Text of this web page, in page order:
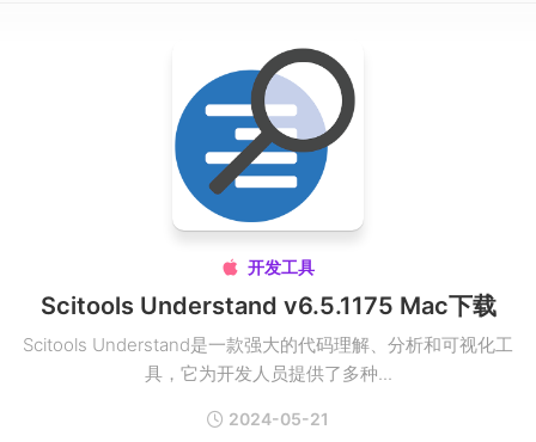
 开发工具
Scitools Understand v6.5.1175 Mac下载
Scitools Understand是一款强大的代码理解、分析和可视化工
具，它为开发人员提供了多种...
2024-05-21